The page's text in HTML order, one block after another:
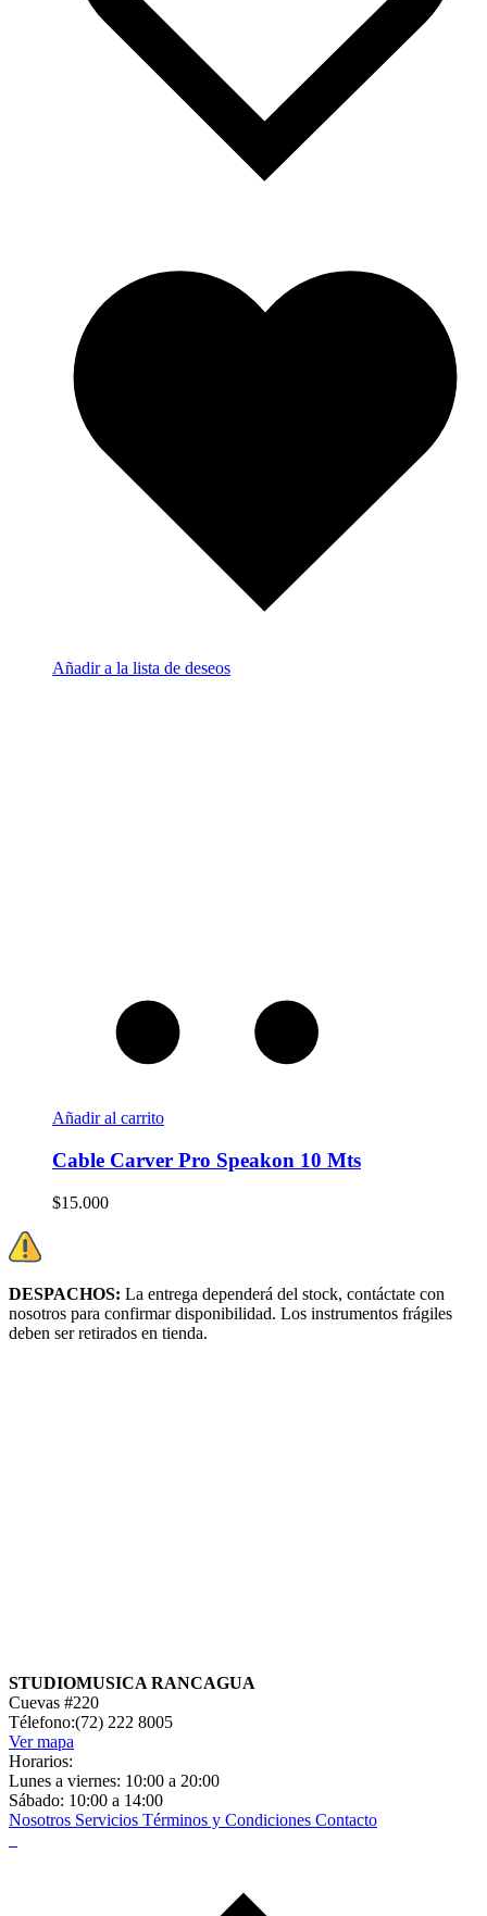
Añadir a la lista de deseos
Añadir al carrito
Cable Carver Pro Speakon 10 Mts
$15.000
DESPACHOS: La entrega dependerá del stock, contáctate con
nosotros para confirmar disponibilidad. Los instrumentos frágiles
deben ser retirados en tienda.
STUDIOMUSICA RANCAGUA
Cuevas #220
Télefono:(72) 222 8005
Ver mapa
Horarios:
Lunes a viernes: 10:00 a 20:00
Sábado: 10:00 a 14:00
Nosotros Servicios Términos y Condiciones Contacto